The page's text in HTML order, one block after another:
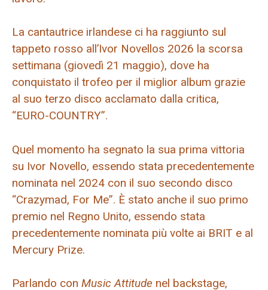
La cantautrice irlandese ci ha raggiunto sul
tappeto rosso all’Ivor Novellos 2026 la scorsa
settimana (giovedì 21 maggio), dove ha
conquistato il trofeo per il miglior album grazie
al suo terzo disco acclamato dalla critica,
“EURO-COUNTRY”.
Quel momento ha segnato la sua prima vittoria
su Ivor Novello, essendo stata precedentemente
nominata nel 2024 con il suo secondo disco
“Crazymad, For Me”. È stato anche il suo primo
premio nel Regno Unito, essendo stata
precedentemente nominata più volte ai BRIT e al
Mercury Prize.
Parlando con Music Attitude nel backstage,